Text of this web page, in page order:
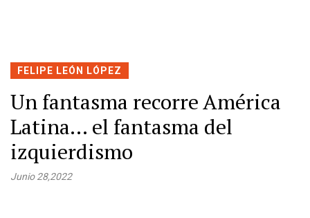
FELIPE LEÓN LÓPEZ
Un fantasma recorre América
Latina… el fantasma del
izquierdismo
Junio 28,2022